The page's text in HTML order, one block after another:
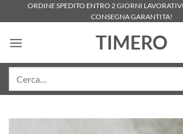
ai
ORDINE SPEDITO ENTRO 2 GIORNI
CONSEGNA GARANTITA!
TIMERO